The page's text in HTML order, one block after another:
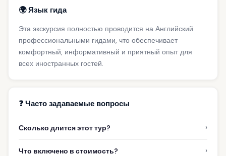
🌍 Язык гида
Эта экскурсия полностью проводится на Английский
профессиональными гидами, что обеспечивает
комфортный, информативный и приятный опыт для
всех иностранных гостей.
❓ Часто задаваемые вопросы
Сколько длится этот тур? ›
Что включено в стоимость? ›